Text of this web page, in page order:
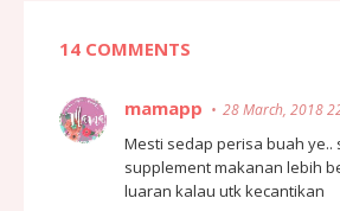
14 COMMENTS
mamapp 28 March, 2018
Mesti sedap perisa buah ye..
supplement makanan lebih
luaran kalau utk kecantikan